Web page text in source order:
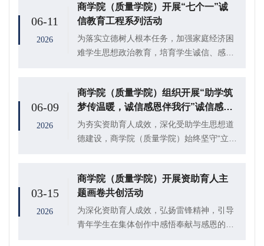
06-11
2026
商学院（质量学院）开展“七个一”诚
信教育工程系列活动
为落实立德树人根本任务，加强家庭经济困
难学生思想政治教育，培育学生诚信、感恩
程系列活动，面向2026届贷款毕业生开展多
样化...
06-09
2026
商学院（质量学院）组织开展“助学筑
梦传温暖，诚信感恩伴我行”诚信感恩
资助系列活动
为夯实资助育人成效，深化受助学生思想道
德建设，商学院（质量学院）始终坚守“立德
情寄语四大系列资助育人活动。学院挂靠团
委二级...
03-15
2026
商学院（质量学院）开展资助育人主
题画卷共创活动
为深化资助育人成效，弘扬雷锋精神，引导
青年学生在集体创作中感悟奉献与感恩的时